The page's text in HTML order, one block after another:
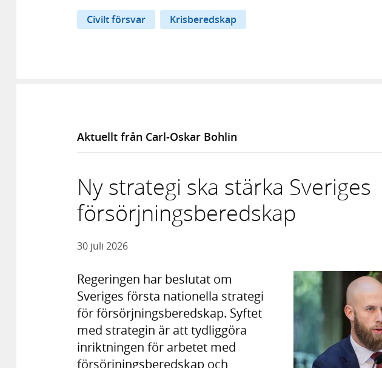
Civilt försvar Krisberedskap
Aktuellt från Carl-Oskar Bohlin
Ny strategi ska stärka Sveriges
försörjningsberedskap
30 juli 2026
Regeringen har beslutat om
Sveriges första nationella strategi
för försörjningsberedskap. Syftet
med strategin är att tydliggöra
inriktningen för arbetet med
försörjningsberedskap och